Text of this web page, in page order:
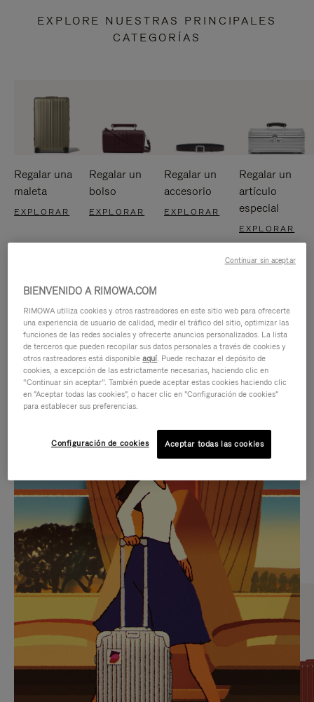
EXPLORE NUESTRAS PRINCIPALES
CATEGORÍAS
Regalar una
maleta
EXPLORAR
Regalar un
bolso
EXPLORAR
Regalar un
accesorio
EXPLORAR
Regalar un
artículo
especial
EXPLORAR
VÍDEO
NO
ESTÁ
PAUSADO,
PULSE
PARA
PAUSARLO.
SONIDO
DEL
VÍDEO
ESTÁ
DESACTIVADO:
PULSE
PARA
ACTIVARLO.
IDAS DE REGALO CUIDADOSAMENTE ELEGIDAS
Encuentre su compañero de
viaje ideal
BIENVENIDO A RIMOWA.COM
RIMOWA utiliza cookies y otros rastreadores en este sitio web para ofrecerte
una experiencia de usuario de calidad, medir el tráfico del sitio, optimizar las
funciones de las redes sociales y ofrecerte anuncios personalizados. La lista
de terceros que pueden recopilar sus datos personales a través de cookies y
otros rastreadores está disponibleaquí. Puede rechazar el depósito de
cookies, a excepción de las estrictamente necesarias, haciendo clic en
“Continuar sin aceptar”. También puede aceptar estas cookies haciendo clic
en "Aceptar todas las cookies", o hacer clic en "Configuración de cookies"
para establecer sus preferencias.
Configuración de cookies Aceptar todas las cookies
Continuar sin aceptar